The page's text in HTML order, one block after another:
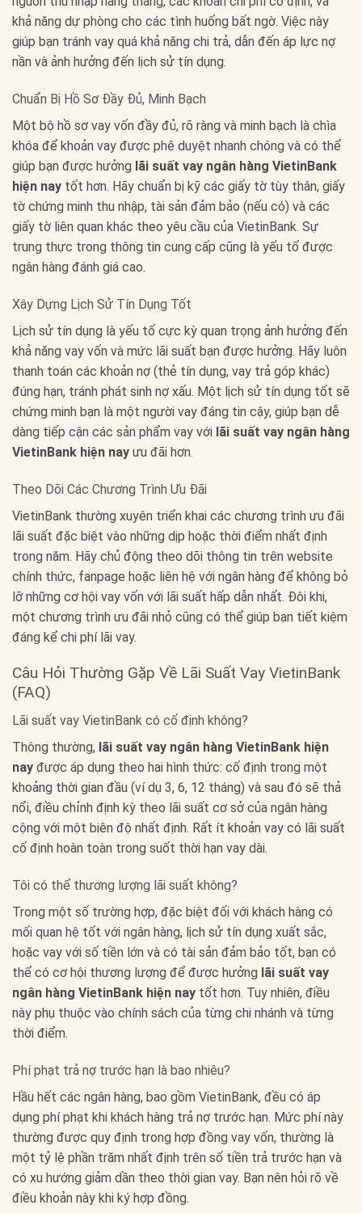
khả năng dự phòng cho các tình huống bất ngờ. Việc này
giúp bạn tránh vay quá khả năng chi trả, dẫn đến áp lực nợ
nần và ảnh hưởng đến lịch sử tín dụng.
Chuẩn Bị Hồ Sơ Đầy Đủ, Minh Bạch
Một bộ hồ sơ vay vốn đầy đủ, rõ ràng và minh bạch là chìa
khóa để khoản vay được phê duyệt nhanh chóng và có thể
giúp bạn được hưởng lãi suất vay ngân hàng VietinBank
hiện nay tốt hơn. Hãy chuẩn bị kỹ các giấy tờ tùy thân, giấy
tờ chứng minh thu nhập, tài sản đảm bảo (nếu có) và các
giấy tờ liên quan khác theo yêu cầu của VietinBank. Sự
trung thực trong thông tin cung cấp cũng là yếu tố được
ngân hàng đánh giá cao.
Xây Dựng Lịch Sử Tín Dụng Tốt
Lịch sử tín dụng là yếu tố cực kỳ quan trọng ảnh hưởng đến
khả năng vay vốn và mức lãi suất bạn được hưởng. Hãy luôn
thanh toán các khoản nợ (thẻ tín dụng, vay trả góp khác)
đúng hạn, tránh phát sinh nợ xấu. Một lịch sử tín dụng tốt sẽ
chứng minh bạn là một người vay đáng tin cậy, giúp bạn dễ
dàng tiếp cận các sản phẩm vay với lãi suất vay ngân hàng
VietinBank hiện nay ưu đãi hơn.
Theo Dõi Các Chương Trình Ưu Đãi
VietinBank thường xuyên triển khai các chương trình ưu đãi
lãi suất đặc biệt vào những dịp hoặc thời điểm nhất định
trong năm. Hãy chủ động theo dõi thông tin trên website
chính thức, fanpage hoặc liên hệ với ngân hàng để không bỏ
lỡ những cơ hội vay vốn với lãi suất hấp dẫn nhất. Đôi khi,
một chương trình ưu đãi nhỏ cũng có thể giúp bạn tiết kiệm
đáng kể chi phí lãi vay.
Câu Hỏi Thường Gặp Về Lãi Suất Vay VietinBank
(FAQ)
Lãi suất vay VietinBank có cố định không?
Thông thường, lãi suất vay ngân hàng VietinBank hiện
nay được áp dụng theo hai hình thức: cố định trong một
khoảng thời gian đầu (ví dụ 3, 6, 12 tháng) và sau đó sẽ thả
nổi, điều chỉnh định kỳ theo lãi suất cơ sở của ngân hàng
cộng với một biên độ nhất định. Rất ít khoản vay có lãi suất
cố định hoàn toàn trong suốt thời hạn vay dài.
Tôi có thể thương lượng lãi suất không?
Trong một số trường hợp, đặc biệt đối với khách hàng có
mối quan hệ tốt với ngân hàng, lịch sử tín dụng xuất sắc,
hoặc vay với số tiền lớn và có tài sản đảm bảo tốt, bạn có
thể có cơ hội thương lượng để được hưởng lãi suất vay
ngân hàng VietinBank hiện nay tốt hơn. Tuy nhiên, điều
này phụ thuộc vào chính sách của từng chi nhánh và từng
thời điểm.
Phí phạt trả nợ trước hạn là bao nhiêu?
Hầu hết các ngân hàng, bao gồm VietinBank, đều có áp
dụng phí phạt khi khách hàng trả nợ trước hạn. Mức phí này
thường được quy định trong hợp đồng vay vốn, thường là
một tỷ lệ phần trăm nhất định trên số tiền trả trước hạn và
có xu hướng giảm dần theo thời gian vay. Bạn nên hỏi rõ về
điều khoản này khi ký hợp đồng.